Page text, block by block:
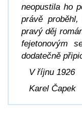
neopustila ho
právě
pravý děj
fejetonovým
dodatečně
V říjnu 1926
Karel Čapek